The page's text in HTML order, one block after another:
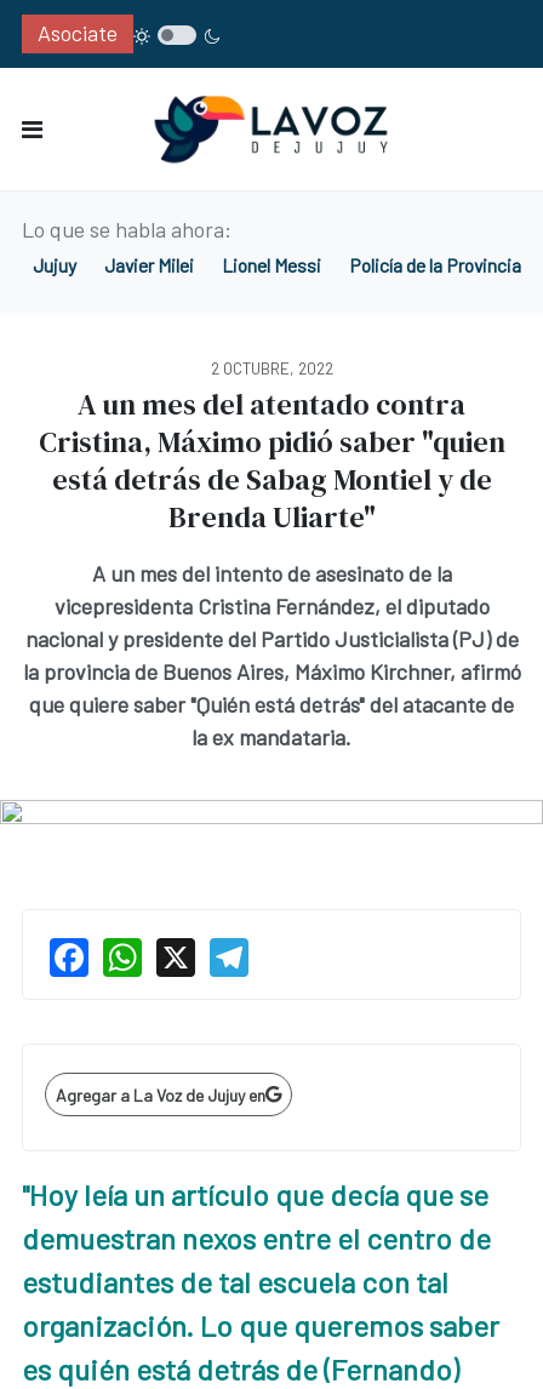
Asociate
Lo que se habla ahora:
Jujuy Javier Milei Lionel Messi Policía de la Provincia
2 OCTUBRE, 2022
A un mes del atentado contra
Cristina, Máximo pidió saber "quien
está detrás de Sabag Montiel y de
Brenda Uliarte"
A un mes del intento de asesinato de la
vicepresidenta Cristina Fernández, el diputado
nacional y presidente del Partido Justicialista (PJ) de
la provincia de Buenos Aires, Máximo Kirchner, afirmó
que quiere saber "Quién está detrás" del atacante de
la ex mandataria.
Facebook
WhatsApp
X
Agregar a La Voz de Jujuy en
"Hoy leía un artículo que decía que se
demuestran nexos entre el centro de
estudiantes de tal escuela con tal
organización. Lo que queremos saber
es quién está detrás de (Fernando)